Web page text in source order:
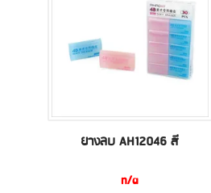
ยางลบ AH12046 สี
n/a